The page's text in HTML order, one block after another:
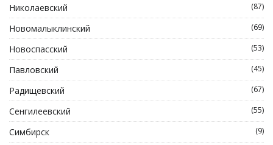
Николаевский (87)
Новомалыклинский (69)
Новоспасский (53)
Павловский (45)
Радищевский (67)
Сенгилеевский (55)
Симбирск (9)